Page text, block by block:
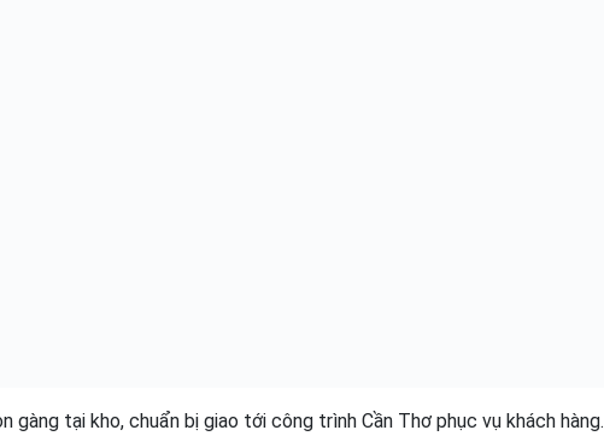
gàng tại kho, chuẩn bị giao tới công trình Cần Thơ phục vụ khách hàng.